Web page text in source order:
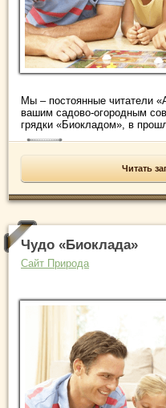
Мы – постоянные читатели
вашим садово-огородным
грядки «Биокладом», в
Читать
Чудо «Биоклада»
Сайт Природа